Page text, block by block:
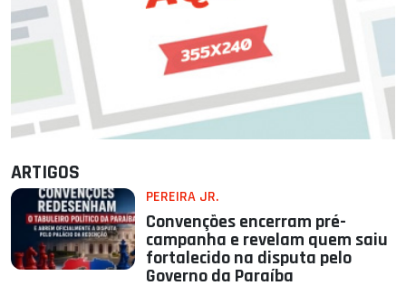
ARTIGOS
PEREIRA JR.
Convenções encerram pré-
campanha e revelam quem saiu
fortalecido na disputa pelo
Governo da Paraíba